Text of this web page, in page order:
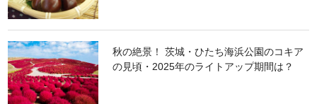
秋の絶景！ 茨城・ひたち海浜公園のコキア
の見頃・2025年のライトアップ期間は？